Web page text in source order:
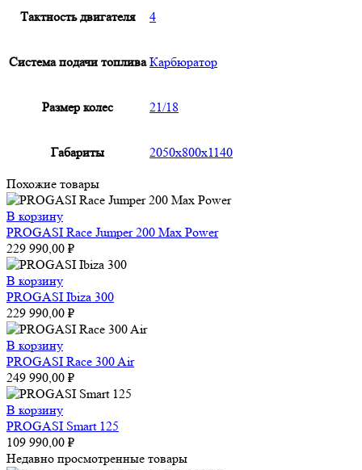
Тактность двигателя 4
Система подачи топлива Карбюратор
Размер колес 21/18
Габариты 2050x800x1140
Похожие товары
В корзину
PROGASI Race Jumper 200 Max Power
229 990,00 ₽
В корзину
PROGASI Ibiza 300
229 990,00 ₽
В корзину
PROGASI Race 300 Air
249 990,00 ₽
В корзину
PROGASI Smart 125
109 990,00 ₽
Недавно просмотренные товары